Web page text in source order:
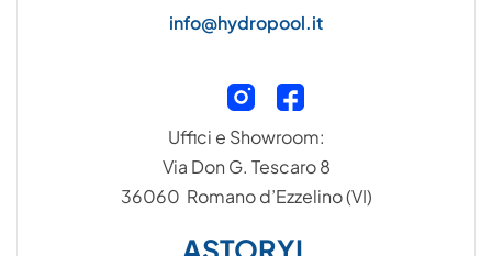
info@hydropool.it
Uffici e Showroom:
Via Don G. Tescaro 8
36060 Romano d’Ezzelino (VI)